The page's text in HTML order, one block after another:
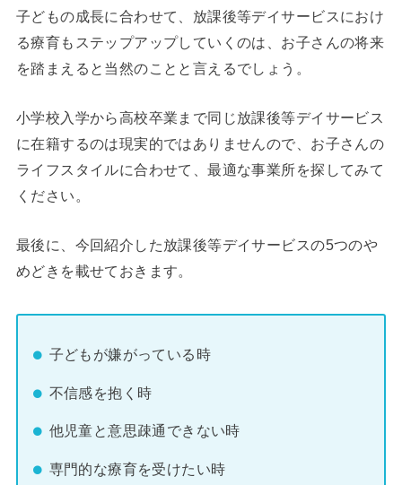
子どもの成長に合わせて、放課後等デイサービスにおけ
る療育もステップアップしていくのは、お子さんの将来
を踏まえると当然のことと言えるでしょう。
小学校入学から高校卒業まで同じ放課後等デイサービス
に在籍するのは現実的ではありませんので、お子さんの
ライフスタイルに合わせて、最適な事業所を探してみて
ください。
最後に、今回紹介した放課後等デイサービスの5つのや
めどきを載せておきます。
子どもが嫌がっている時
不信感を抱く時
他児童と意思疎通できない時
専門的な療育を受けたい時